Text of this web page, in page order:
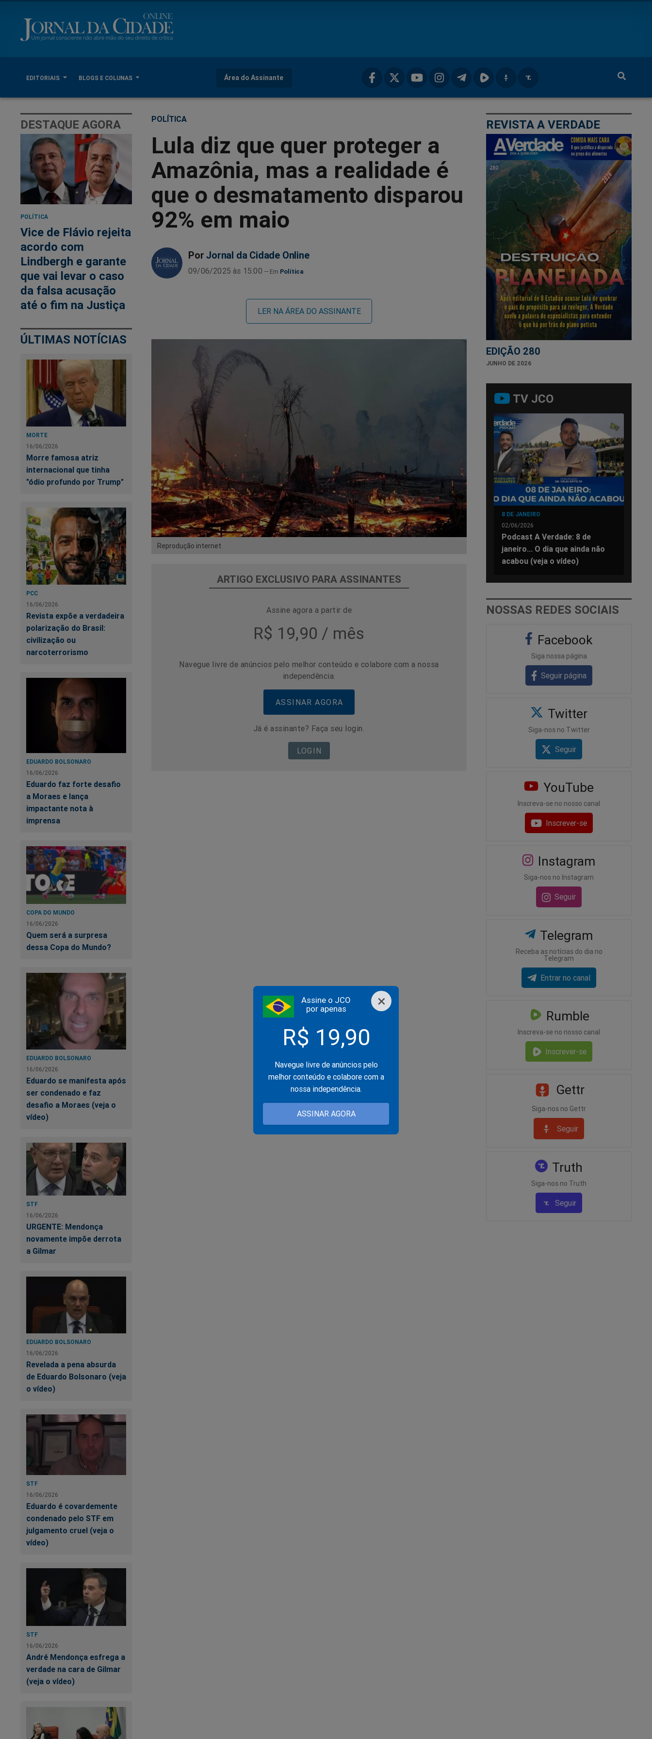
EDITORIAIS BLOGS E COLUNAS Área do Assinante
×
Assine o JCO
por apenas
R$ 19,90
Navegue livre de anúncios pelo
melhor conteúdo e colabore com a
nossa independência.
ASSINAR AGORA
DESTAQUE AGORA
POLÍTICA
Vice de Flávio rejeita
acordo com
Lindbergh e garante
que vai levar o caso
da falsa acusação
até o fim na Justiça
ÚLTIMAS NOTÍCIAS
MORTE
16/06/2026
Morre famosa atriz
internacional que tinha
"ódio profundo por Trump"
PCC
16/06/2026
Revista expõe a verdadeira
polarização do Brasil:
civilização ou
narcoterrorismo
EDUARDO BOLSONARO
16/06/2026
Eduardo faz forte desafio
a Moraes e lança
impactante nota à
imprensa
COPA DO MUNDO
16/06/2026
Quem será a surpresa
dessa Copa do Mundo?
EDUARDO BOLSONARO
16/06/2026
Eduardo se manifesta após
ser condenado e faz
desafio a Moraes (veja o
vídeo)
STF
16/06/2026
URGENTE: Mendonça
novamente impõe derrota
a Gilmar
EDUARDO BOLSONARO
16/06/2026
Revelada a pena absurda
de Eduardo Bolsonaro (veja
o vídeo)
STF
16/06/2026
Eduardo é covardemente
condenado pelo STF em
julgamento cruel (veja o
vídeo)
STF
16/06/2026
André Mendonça esfrega a
verdade na cara de Gilmar
(veja o vídeo)
POLÍTICA
Lula diz que quer proteger a
Amazônia, mas a realidade é
que o desmatamento disparou
92% em maio
Por Jornal da Cidade Online
09/06/2025 às 15:00 Política
LER NA ÁREA DO ASSINANTE
Reprodução internet
ARTIGO EXCLUSIVO PARA ASSINANTES
Assine agora a partir de
R$ 19,90 / mês
Navegue livre de anúncios pelo melhor conteúdo e colabore com a nossa
independência.
ASSINAR AGORA
Já é assinante? Faça seu login.
LOGIN
REVISTA A VERDADE
EDIÇÃO 280
JUNHO DE 2026
TV JCO
8 DE JANEIRO
02/06/2026
Podcast A Verdade: 8 de
janeiro... O dia que ainda não
acabou (veja o vídeo)
NOSSAS REDES SOCIAIS
Facebook
Siga nossa página
Seguir página
Twitter
Siga-nos no Twitter
Seguir
YouTube
Inscreva-se no nosso canal
Inscrever-se
Instagram
Siga-nos no Instagram
Seguir
Telegram
Receba as notícias do dia no
Telegram
Entrar no canal
Rumble
Inscreva-se no nosso canal
Inscrever-se
Gettr
Siga-nos no Gettr
Seguir
Truth
Siga-nos no Truth
Seguir